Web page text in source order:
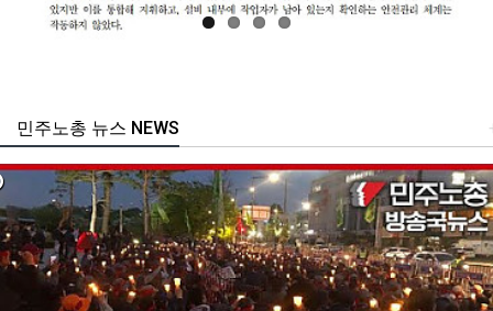
주노총 뉴스 NEWS